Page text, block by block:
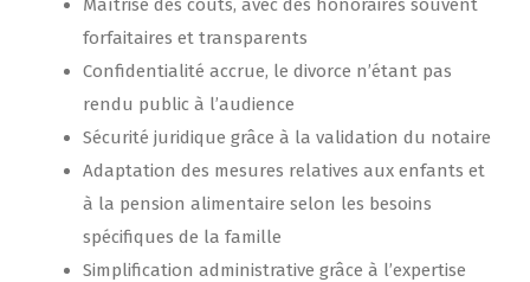
Maîtrise des coûts, avec des honoraires souvent
forfaitaires et transparents
Confidentialité accrue, le divorce n’étant pas
rendu public à l’audience
Sécurité juridique grâce à la validation du notaire
Adaptation des mesures relatives aux enfants et
à la pension alimentaire selon les besoins
spécifiques de la famille
Simplification administrative grâce à l’expertise